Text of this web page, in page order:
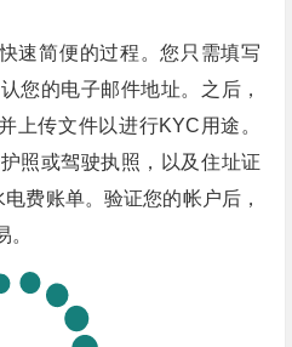
速简便的过程。您只需填写
您的电子邮件地址。之后，
上传文件以进行KYC用途。
照或驾驶执照，以及住址证
费账单。验证您的帐户后，